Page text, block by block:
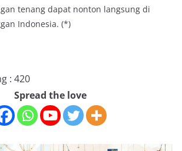
tenang dapat nonton langsung di
Indonesia. (*)
: 420
Spread the love